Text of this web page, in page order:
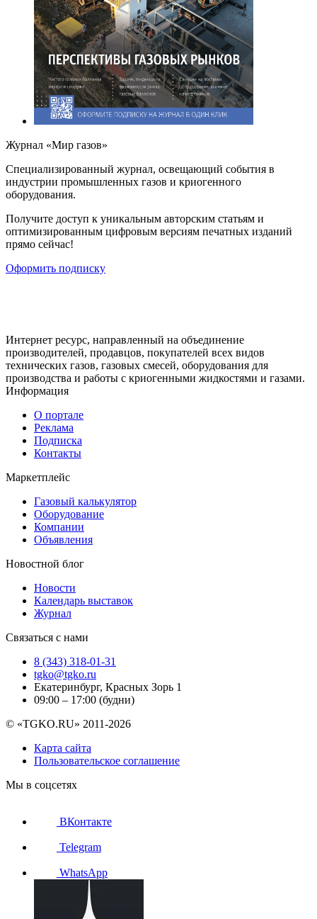
Журнал «Мир газов»
Cпециализированный журнал, освещающий события в
индустрии промышленных газов и криогенного
оборудования.
Получите доступ к уникальным авторским статьям и
оптимизированным цифровым версиям печатных изданий
прямо сейчас!
Оформить подписку
Интернет ресурс, направленный на объединение
производителей, продавцов, покупателей всех видов
технических газов, газовых смесей, оборудования для
производства и работы с криогенными жидкостями и газами.
Информация
О портале
Реклама
Подписка
Контакты
Маркетплейс
Газовый калькулятор
Оборудование
Компании
Объявления
Новостной блог
Новости
Календарь выставок
Журнал
Связаться с нами
8 (343) 318-01-31
tgko@tgko.ru
Екатеринбург, Красных Зорь 1
09:00 – 17:00 (будни)
© «TGKO.RU» 2011-2026
Карта сайта
Пользовательское соглашение
Мы в соцсетях
ВКонтакте
Telegram
WhatsApp